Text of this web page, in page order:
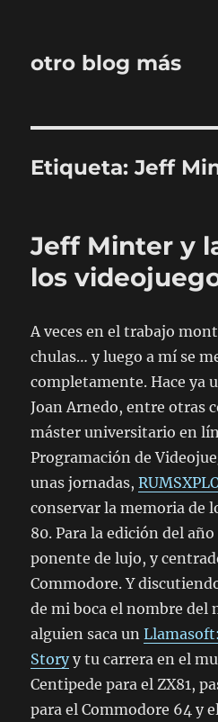
otro blog más
Etiqueta:Jeff
Jeff Minter y
los
A veces en el trabajo
chulas… y luego a mí se
completamente. Hace ya
Joan Arnedo, entre otras
máster universitario en
Programación de
unas jornadas,
conservar la memoria de
80. Para la edición del
ponente de lujo, y
Commodore. Y
de mi boca el nombre
alguien saca un
Storyy tu carrera en el
Centipede para el ZX81,
para el Commodore 64 y